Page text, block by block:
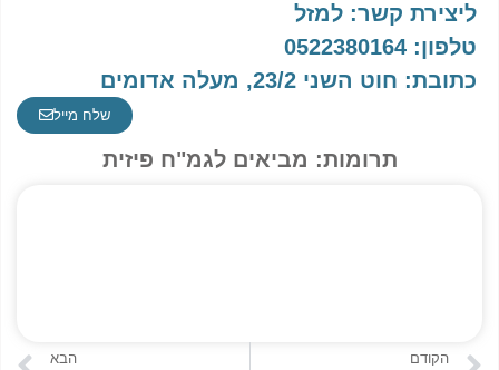
ליצירת קשר: למזל
טלפון: 0522380164
כתובת: חוט השני 23/2, מעלה אדומים
שלח מייל
תרומות: מביאים לגמ"ח פיזית
הקודם הבא